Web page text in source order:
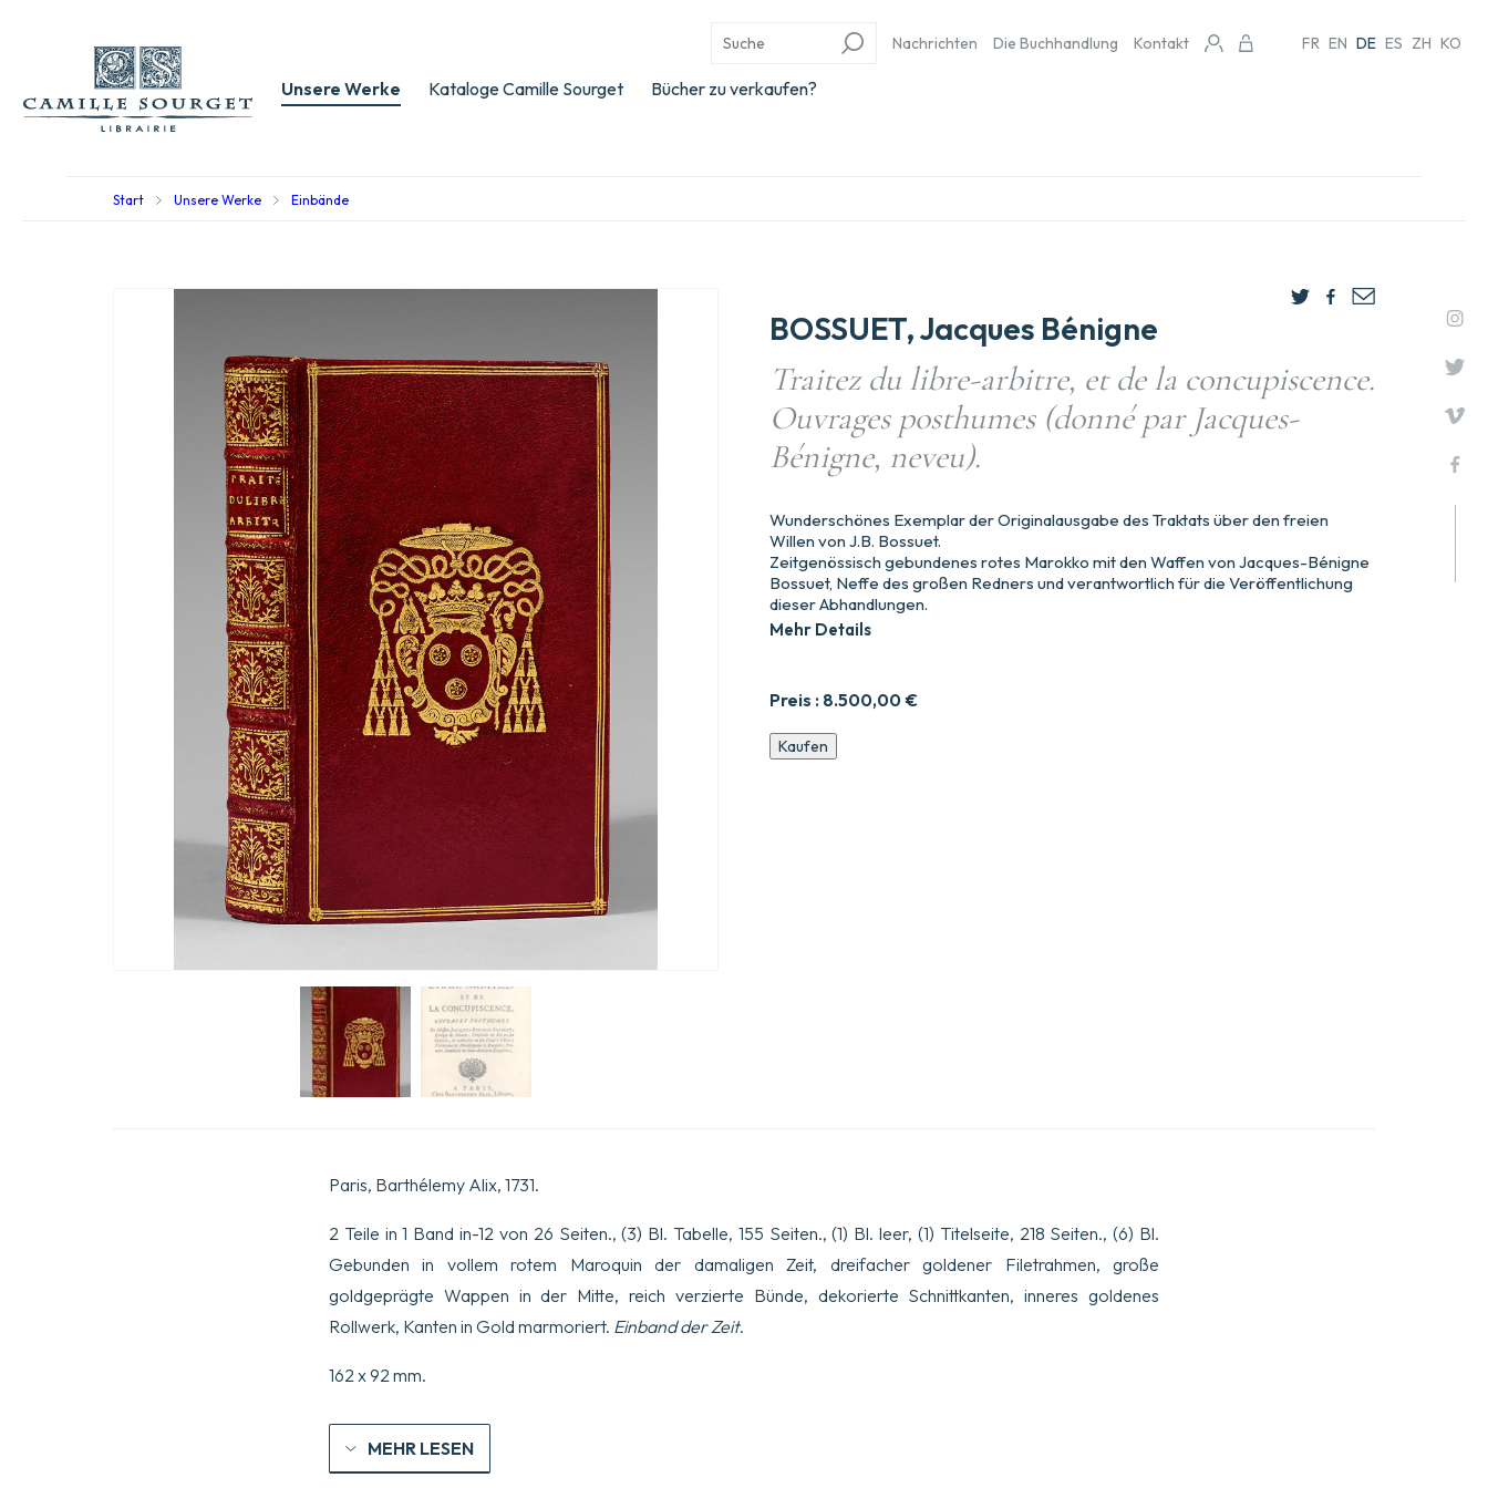
Unsere Werke Kataloge Camille Sourget Bücher zu verkaufen?
Nachrichten Die Buchhandlung Kontakt FR EN DE ES ZH KO
Start Unsere Werke Einbände
BOSSUET, Jacques Bénigne
Traitez du libre-arbitre, et de la concupiscence.
Ouvrages posthumes (donné par Jacques-
Bénigne, neveu).
Preis : 8.500,00 €
Wunderschönes Exemplar der Originalausgabe des Traktats über den freien
Willen von J.B. Bossuet.
Zeitgenössisch gebundenes rotes Marokko mit den Waffen von Jacques-Bénigne
Bossuet, Neffe des großen Redners und verantwortlich für die Veröffentlichung
dieser Abhandlungen.
Mehr Details
Traitez
du
Kaufen
Paris, Barthélemy Alix, 1731.
2 Teile in 1 Band in-12 von 26 Seiten., (3) Bl. Tabelle, 155 Seiten., (1) Bl. leer, (1) Titelseite, 218 Seiten., (6) Bl.
Gebunden in vollem rotem Maroquin der damaligen Zeit, dreifacher goldener Filetrahmen, große
goldgeprägte Wappen in der Mitte, reich verzierte Bünde, dekorierte Schnittkanten, inneres goldenes
Rollwerk, Kanten in Gold marmoriert. Einband der Zeit.
162 x 92 mm.
MEHR LESEN